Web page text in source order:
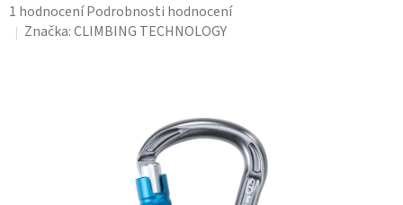
Průměrné
hodnocení
1 hodnoceníPodrobnosti hodnocení
Značka:CLIMBING TECHNOLOGY